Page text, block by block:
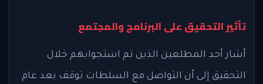
تأثير التحقيق على البرنامج والمجتمع
أشار أحد المطلعين الذين تم استجوابهم خلال
التحقيق إلى أن التواصل مع السلطات توقف بعد عام